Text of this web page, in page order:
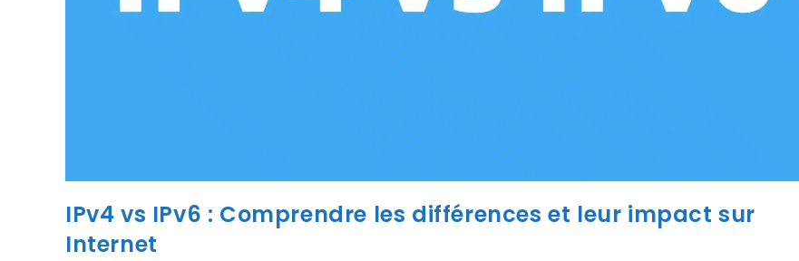
IPv4 vs IPv6 : Comprendre les différences et leur impact sur
Internet